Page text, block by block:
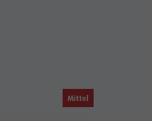
Mittel